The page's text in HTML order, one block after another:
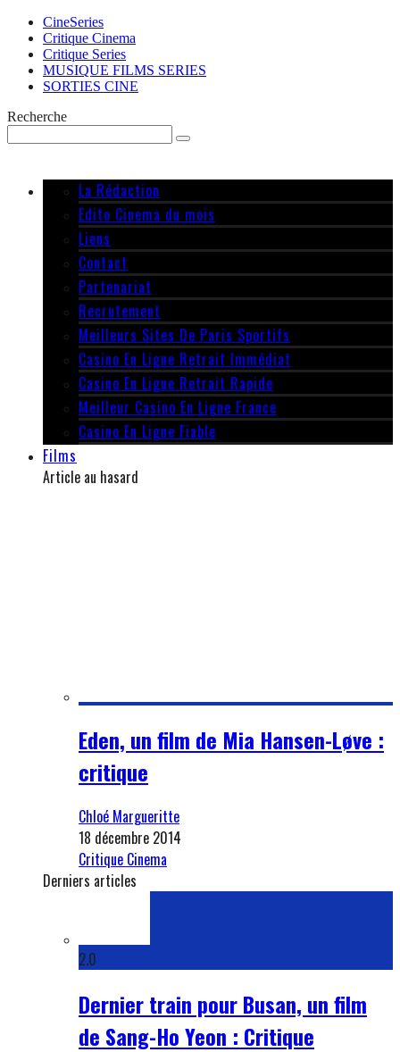
CineSeries
Critique Cinema
Critique Series
MUSIQUE FILMS SERIES
SORTIES CINE
Recherche
La Rédaction
Edito Cinema du mois
Liens
Contact
Partenariat
Recrutement
Meilleurs Sites De Paris Sportifs
Casino En Ligne Retrait Immédiat
Casino En Ligne Retrait Rapide
Meilleur Casino En Ligne France
Casino En Ligne Fiable
Films
Article au hasard
Eden, un film de Mia Hansen-Løve :
critique
Chloé Margueritte
18 décembre 2014
Critique Cinema
Derniers articles
2.0
Dernier train pour Busan, un film
de Sang-Ho Yeon : Critique